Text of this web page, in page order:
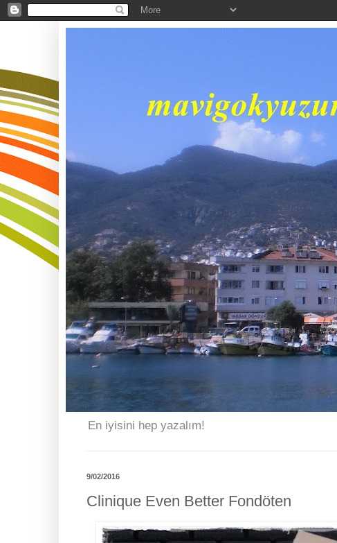
En iyisini hep yazalım!
9/02/2016
Clinique Even Better Fondöten